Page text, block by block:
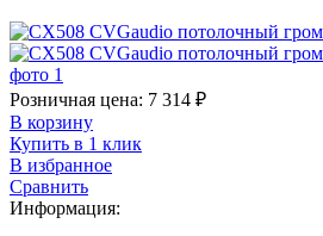
Розничная цена: 7 314 ₽
В корзину
Купить в 1 клик
В избранное
Сравнить
Информация: